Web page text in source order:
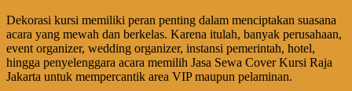
Dekorasi kursi memiliki peran penting dalam menciptakan suasana
acara yang mewah dan berkelas. Karena itulah, banyak perusahaan,
event organizer, wedding organizer, instansi pemerintah, hotel,
hingga penyelenggara acara memilih Jasa Sewa Cover Kursi Raja
Jakarta untuk mempercantik area VIP maupun pelaminan.